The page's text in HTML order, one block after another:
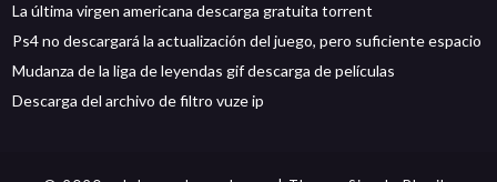
La última virgen americana descarga gratuita torrent
Ps4 no descargará la actualización del juego, pero suficiente espacio
Mudanza de la liga de leyendas gif descarga de películas
Descarga del archivo de filtro vuze ip